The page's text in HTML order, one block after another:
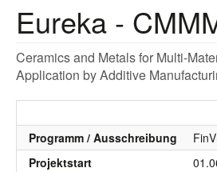
Eureka -
Ceramics and Metals for Multi-
Application by Additive
Programm / Ausschreibung
Projektstart